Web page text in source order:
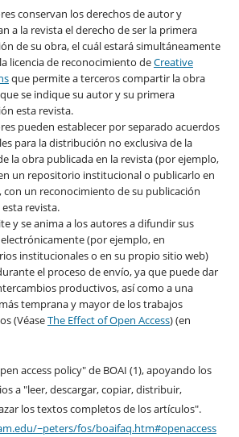
conservan los derechos de autor y
a la revista el derecho de ser la primera
de su obra, el cuál estará simultáneamente
licencia de reconocimiento deCreative
que permite a terceros compartir la obra
se indique su autor y su primera
esta revista.
pueden establecer por separado acuerdos
para la distribución no exclusiva de la
la obra publicada en la revista (por ejemplo,
un repositorio institucional o publicarlo en
con un reconocimiento de su publicación
esta revista.
y se anima a los autores a difundir sus
(por ejemplo, en
institucionales o en su propio sitio web)
el proceso de envío, ya que puede dar
productivos, así como a una
temprana y mayor de los trabajos
(VéaseThe Effect of Open Access) (en
access policy" de BOAI (1), apoyando los
a "leer, descargar, copiar, distribuir,
los textos completos de los artículos".
~peters/fos/boaifaq.htm#openaccess